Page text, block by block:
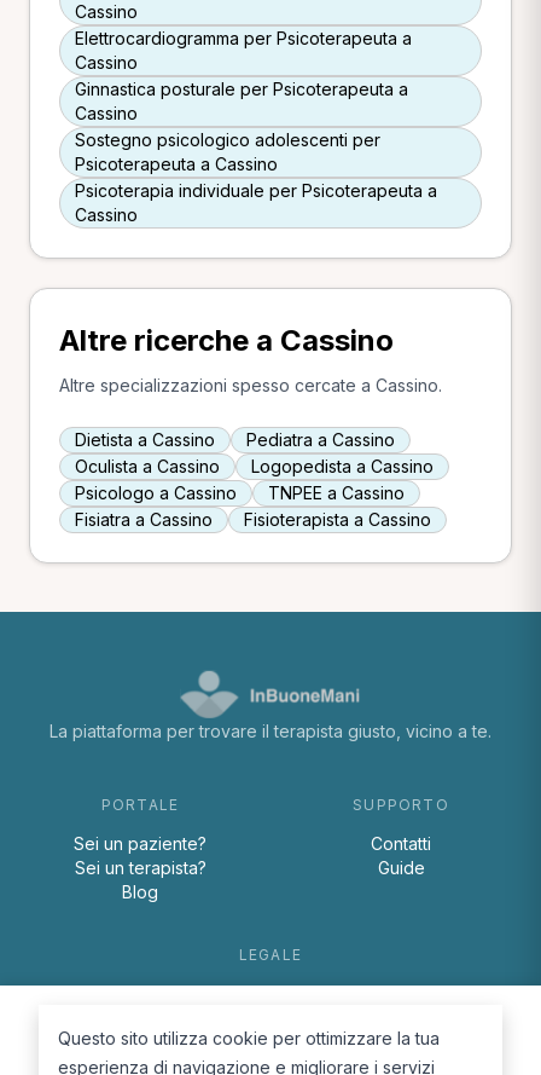
Cassino
Elettrocardiogramma per Psicoterapeuta a
Cassino
Ginnastica posturale per Psicoterapeuta a
Cassino
Sostegno psicologico adolescenti per
Psicoterapeuta a Cassino
Psicoterapia individuale per Psicoterapeuta a
Cassino
Altre ricerche a Cassino
Altre specializzazioni spesso cercate a Cassino.
Dietista a Cassino
Pediatra a Cassino
Oculista a Cassino
Logopedista a Cassino
Psicologo a Cassino
TNPEE a Cassino
Fisiatra a Cassino
Fisioterapista a Cassino
La piattaforma per trovare il terapista giusto, vicino a te.
PORTALE
Sei un paziente?
Sei un terapista?
Blog
SUPPORTO
Contatti
Guide
LEGALE
Cookie Policy
Questo sito utilizza cookie per ottimizzare la tua
esperienza di navigazione e migliorare i servizi